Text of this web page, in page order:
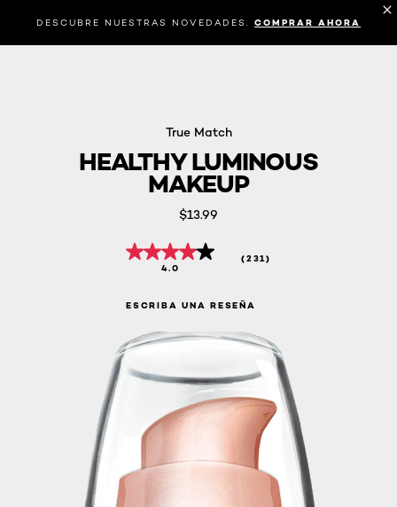
DESCUBRE NUESTRAS NOVEDADES. COMPRAR AHORA
True Match
HEALTHY LUMINOUS
MAKEUP
$13.99
4.0
(231)
ESCRIBA UNA RESEÑA